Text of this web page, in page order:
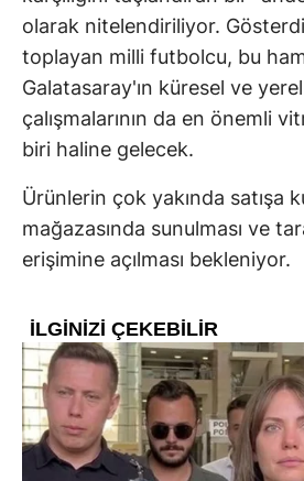
olarak nitelendiriliyor.
toplayan milli futbolcu, bu
Galatasaray'ın küresel ve
çalışmalarının da en önemli
biri haline gelecek.
Ürünlerin çok yakında satışa
mağazasında sunulması ve
erişimine açılması bekleniyor.